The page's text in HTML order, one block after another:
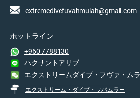
extremedivefuvahmulah@gmail.com
ホットライン
+960 7788130
ハクサントアリブ
エクストリームダイブ・フヴァ・ムラ
エクストリーム・ダイブ・フバムラー